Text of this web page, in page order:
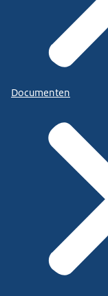
Documenten